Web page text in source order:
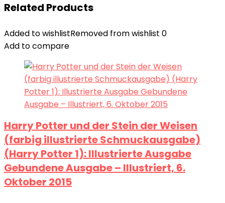
Related Products
Added to wishlistRemoved from wishlist 0
Add to compare
Harry Potter und der Stein der Weisen
(farbig illustrierte Schmuckausgabe)
(Harry Potter 1): Illustrierte Ausgabe
Gebundene Ausgabe – Illustriert, 6.
Oktober 2015